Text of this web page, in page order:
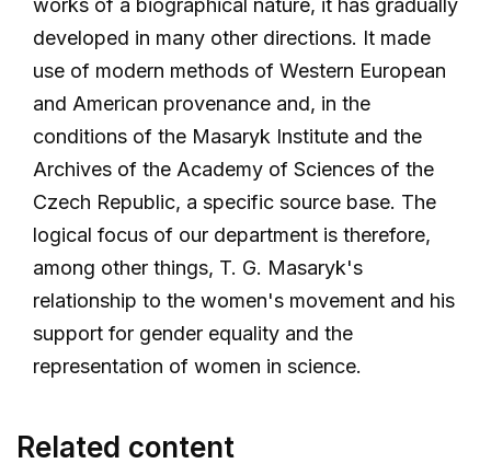
works of a biographical nature, it has gradually
developed in many other directions. It made
use of modern methods of Western European
and American provenance and, in the
conditions of the Masaryk Institute and the
Archives of the Academy of Sciences of the
Czech Republic, a specific source base. The
logical focus of our department is therefore,
among other things, T. G. Masaryk's
relationship to the women's movement and his
support for gender equality and the
representation of women in science.
Related content